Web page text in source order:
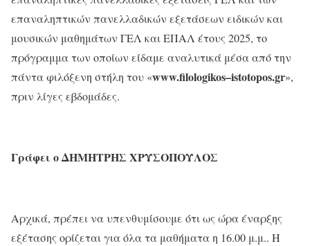
επαναληπτικών πανελλαδικών εξετάσεων ειδικών και
μουσικών μαθημάτων ΓΕΛ και ΕΠΑΛ έτους 2025, το
πρόγραμμα των οποίων είδαμε αναλυτικά μέσα από την
πάντα φιλόξενη στήλη του «www.filologikos–istotopos.gr»,
πριν λίγες εβδομάδες.
Γράφει ο ΔΗΜΗΤΡΗΣ ΧΡΥΣΟΠΟΥΛΟΣ
Αρχικά, πρέπει να υπενθυμίσουμε ότι ως ώρα έναρξης
εξέτασης ορίζεται για όλα τα μαθήματα η 16.00 μ.μ.. Η